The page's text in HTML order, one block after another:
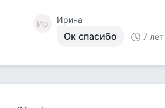
Ир Ирина
Ок спасибо 7 лет